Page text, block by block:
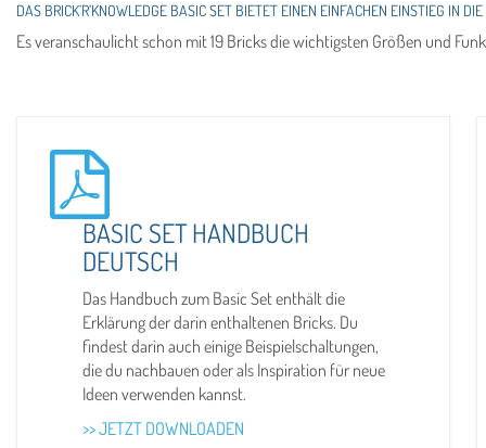
DAS BRICK’R’KNOWLEDGE BASIC SET BIETET EINEN EINFACHEN EINSTIEG IN DIE
Es veranschaulicht schon mit 19 Bricks die wichtigsten Größen und
BASIC SET HANDBUCH
DEUTSCH
Das Handbuch zum Basic Set enthält die
Erklärung der darin enthaltenen Bricks. Du
findest darin auch einige Beispielschaltungen,
die du nachbauen oder als Inspiration für neue
Ideen verwenden kannst.
>> JETZT DOWNLOADEN